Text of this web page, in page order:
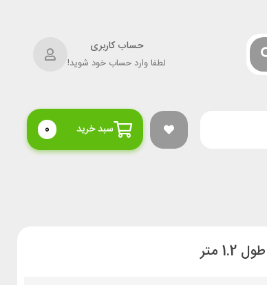
حساب کاربری
لطفا وارد حساب خود شوید!
سبد خرید 0